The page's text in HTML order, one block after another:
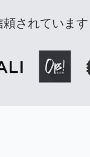
されています